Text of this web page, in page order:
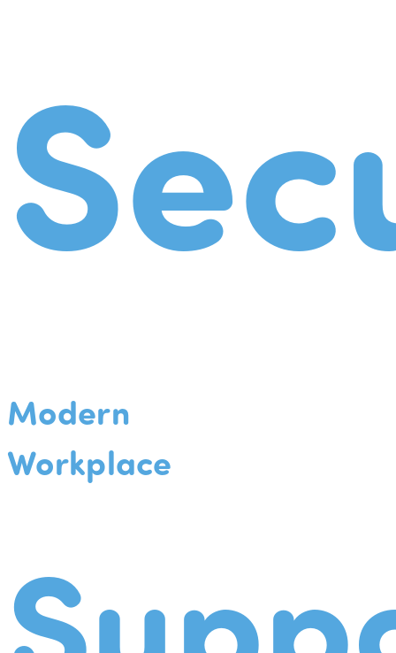
Modern
Workplace